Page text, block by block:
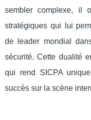
sembler complexe, il
stratégiques qui lui
de leader mondial
sécurité. Cette dualité
qui rend SICPA
succès sur la scène